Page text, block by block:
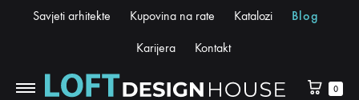
Savjeti arhitekte Kupovina na rate Katalozi Blog
Karijera Kontakt
0